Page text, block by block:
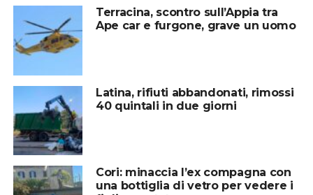
Terracina, scontro sull’Appia tra
Ape car e furgone, grave un uomo
Latina, rifiuti abbandonati, rimossi
40 quintali in due giorni
Cori: minaccia l’ex compagna con
una bottiglia di vetro per vedere i